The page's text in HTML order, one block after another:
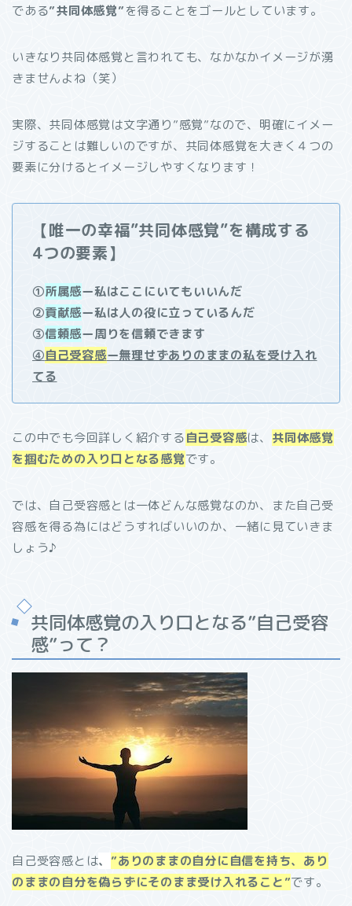
である”共同体感覚”を得ることをゴールとしています。
いきなり共同体感覚と言われても、なかなかイメージが湧
きませんよね（笑）
実際、共同体感覚は文字通り”感覚”なので、明確にイメー
ジすることは難しいのですが、共同体感覚を大きく４つの
要素に分けるとイメージしやすくなります！
【唯一の幸福”共同体感覚”を構成する
4つの要素】
①所属感ー私はここにいてもいいんだ
②貢献感ー私は人の役に立っているんだ
③信頼感ー周りを信頼できます
④自己受容感ー無理せずありのままの私を受け入れ
てる
この中でも今回詳しく紹介する自己受容感は、 共同体感覚
を掴むための入り口となる感覚です。
では、自己受容感とは一体どんな感覚なのか、また自己受
容感を得る為にはどうすればいいのか、一緒に見ていきま
しょう♪
共同体感覚の入り口となる”自己受容
感”って？
自己受容感とは、 ”ありのままの自分に自信を持ち、あり
のままの自分を偽らずにそのまま受け入れること”です。